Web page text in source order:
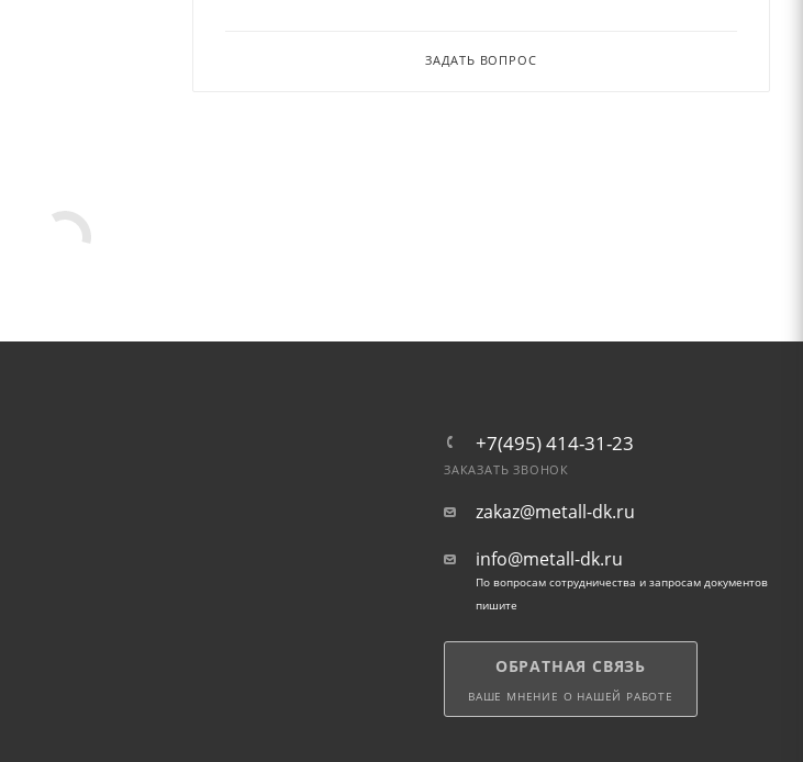
ЗАДАТЬ ВОПРОС
+7(495) 414-31-23
ЗАКАЗАТЬ ЗВОНОК
zakaz@metall-dk.ru
info@metall-dk.ru
По вопросам сотрудничества и запросам документов
пишите
ОБРАТНАЯ СВЯЗЬ
ВАШЕ МНЕНИЕ О НАШЕЙ РАБОТЕ